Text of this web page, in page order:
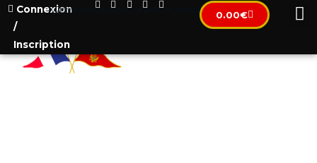
Connexion
/
Inscription
[wpml_language_selector_widget] 0.00€